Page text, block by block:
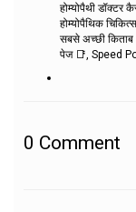
होम्योपैथी
होम्योपैथिक
सबसे अच्छी किताब
पेज 📑, Speed
0 Comment